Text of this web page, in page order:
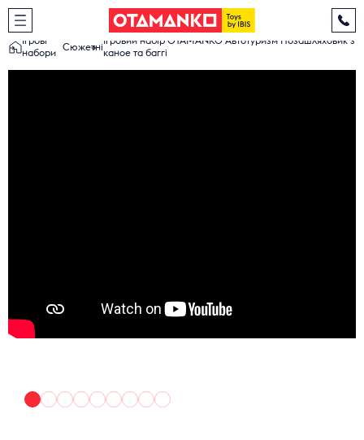
Ігрові
набори
Сюжетні
Ігровий набір OTAMANKO Автотуризм Позашляховик з
каное та баггі